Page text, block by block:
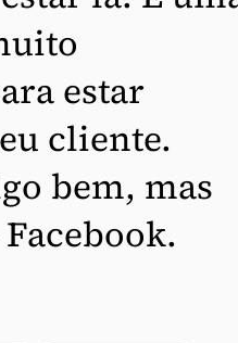
estar
cliente.
bem, mas